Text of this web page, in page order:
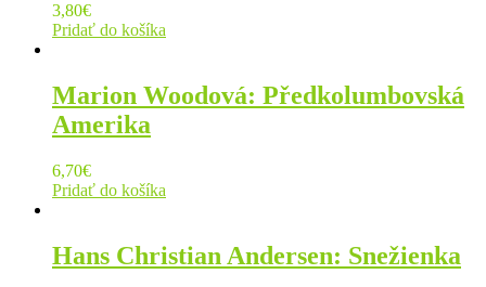
3,80€
Pridať do košíka
Marion Woodová: Předkolumbovská
Amerika
6,70€
Pridať do košíka
Hans Christian Andersen: Snežienka